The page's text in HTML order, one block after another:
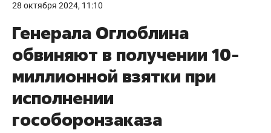
28 октября 2024, 11:10
Генерала Оглоблина
обвиняют в получении 10-
миллионной взятки при
исполнении
гособоронзаказа